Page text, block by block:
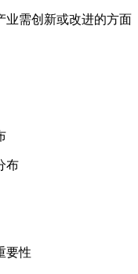
业需创新或改进的方面
布
要性